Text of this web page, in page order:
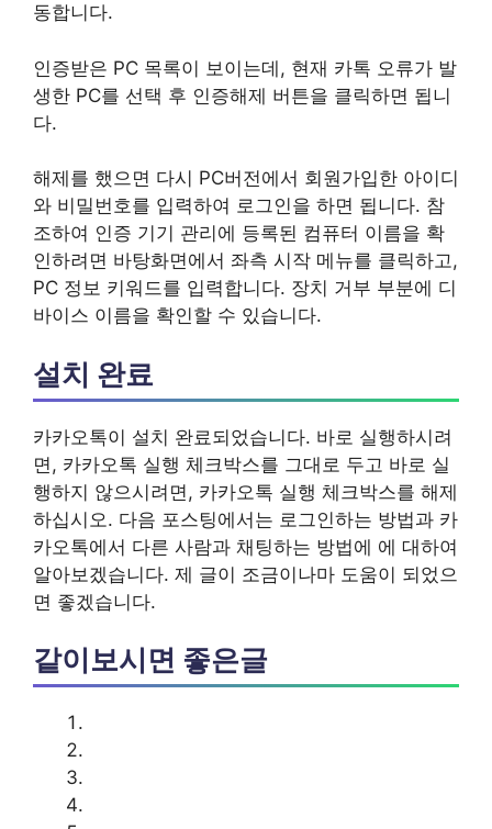
동합니다.
인증받은 PC 목록이 보이는데, 현재 카톡 오류가 발
생한 PC를 선택 후 인증해제 버튼을 클릭하면 됩니
다.
해제를 했으면 다시 PC버전에서 회원가입한 아이디
와 비밀번호를 입력하여 로그인을 하면 됩니다. 참
조하여 인증 기기 관리에 등록된 컴퓨터 이름을 확
인하려면 바탕화면에서 좌측 시작 메뉴를 클릭하고,
PC 정보 키워드를 입력합니다. 장치 거부 부분에 디
바이스 이름을 확인할 수 있습니다.
설치 완료
카카오톡이 설치 완료되었습니다. 바로 실행하시려
면, 카카오톡 실행 체크박스를 그대로 두고 바로 실
행하지 않으시려면, 카카오톡 실행 체크박스를 해제
하십시오. 다음 포스팅에서는 로그인하는 방법과 카
카오톡에서 다른 사람과 채팅하는 방법에 에 대하여
알아보겠습니다. 제 글이 조금이나마 도움이 되었으
면 좋겠습니다.
같이보시면 좋은글